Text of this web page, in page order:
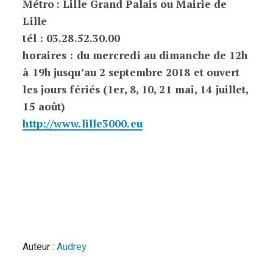
Métro : Lille Grand Palais ou Mairie de
Lille
tél : 03.28.52.30.00
horaires : du mercredi au dimanche de 12h
à 19h jusqu’au 2 septembre 2018 et ouvert
les jours fériés (1er, 8, 10, 21 mai, 14 juillet,
15 août)
http://www.lille3000.eu
Auteur :Audrey